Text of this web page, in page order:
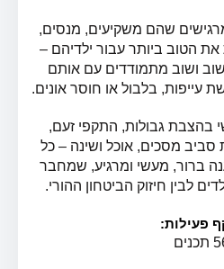
בגישת מיכל דליות
שהם משקיעים, מנסים,
את הטוב ביותר עבור ילדיהם –
ושוב מתמודדים עם אותם
עייפות, בלבול או חוסר אונים.
בהצבת גבולות, התקפי זעם,
סביב מסכים, אוכל ושינה – כל
ברור, מעשי ומרגיע, שמחבר
לבין חיזוק הביטחון ההורי.
פעילות: